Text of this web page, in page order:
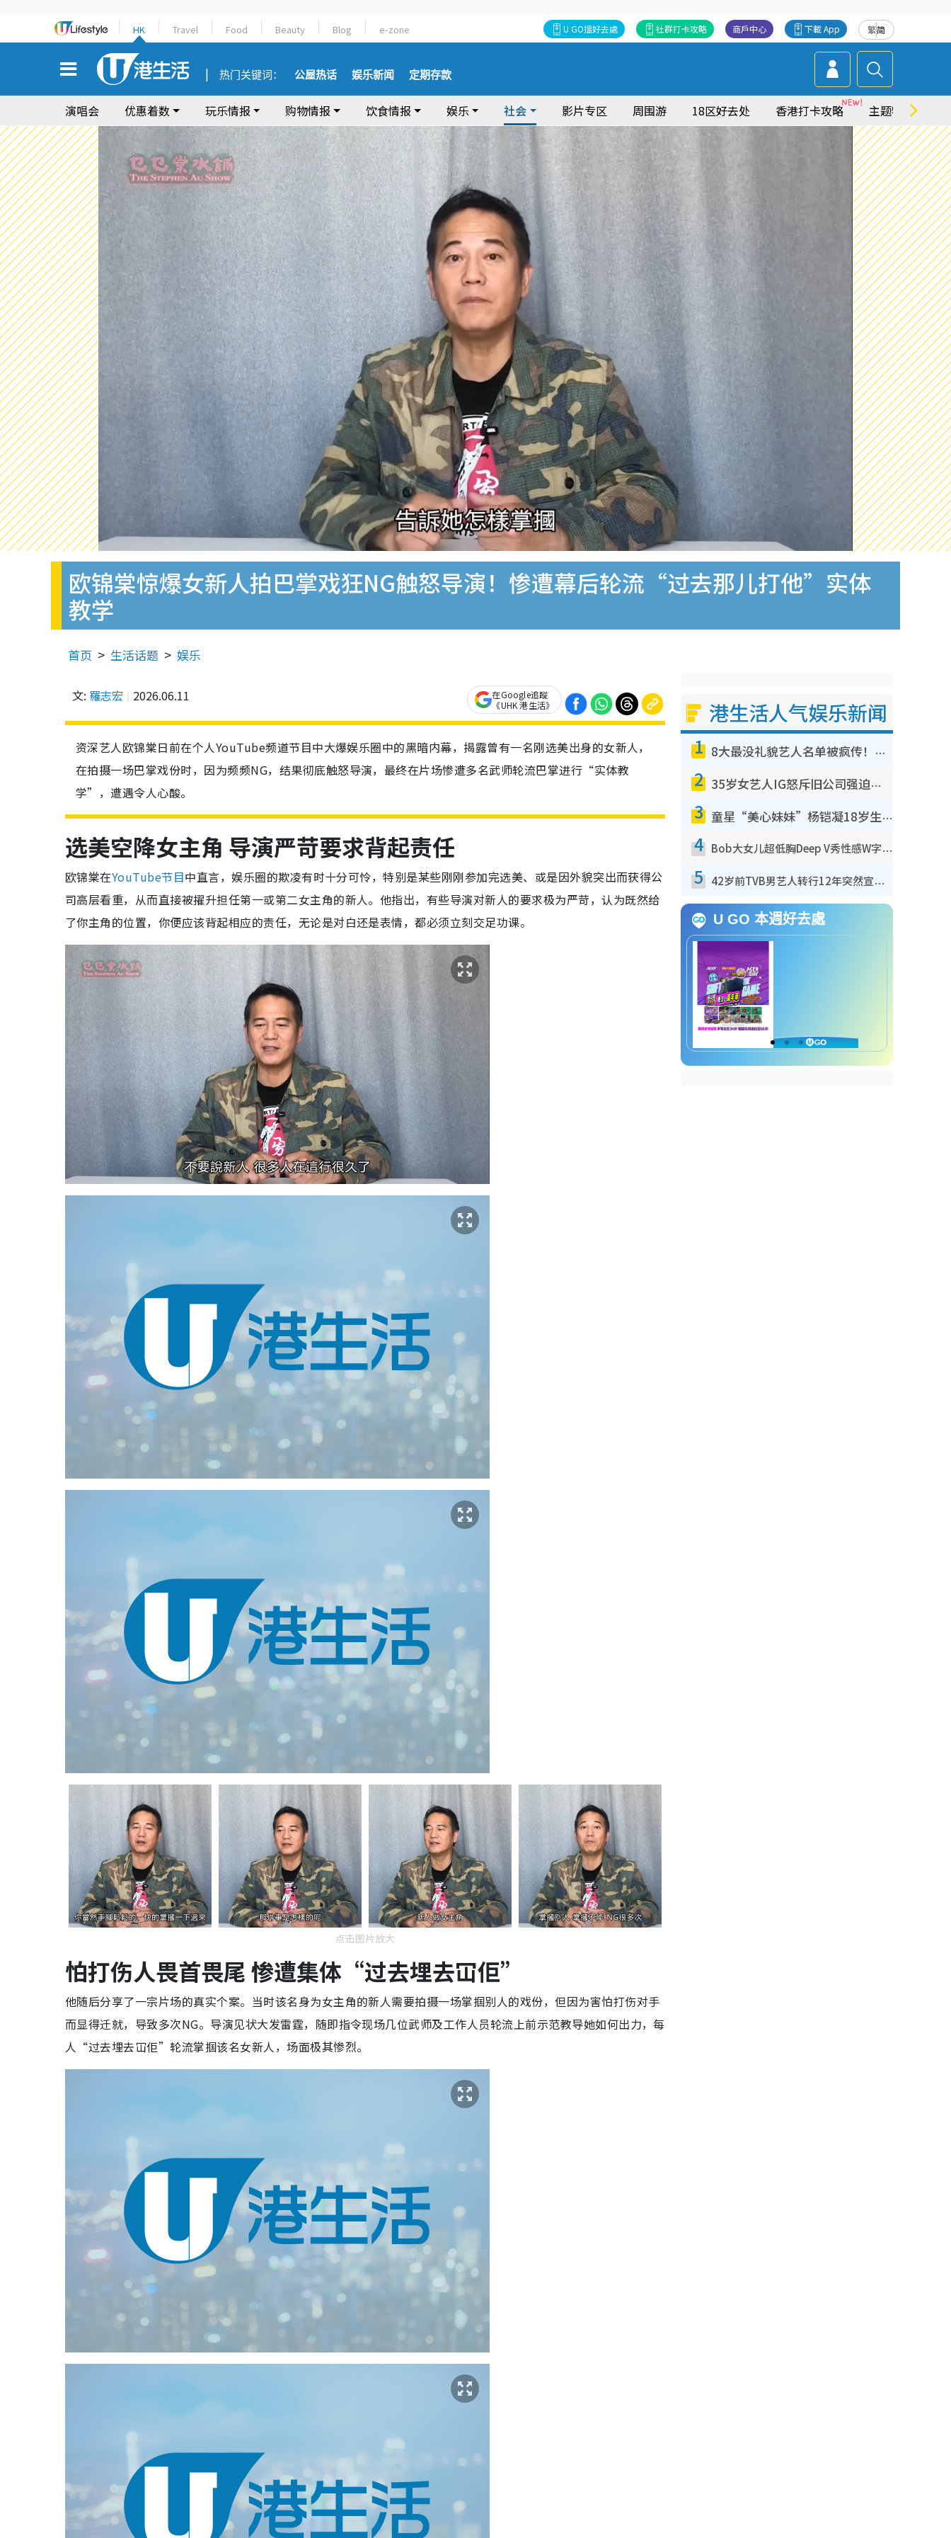
HK Travel Food Beauty Blog e-zone 繁简
下載 App
商戶中心
社群打卡攻略
U GO搵好去處
热门关键词： 公屋热话 娱乐新闻 定期存款
演唱会 优惠着数 玩乐情报 购物情报 饮食情报 娱乐 社会 影片专区 周围游 18区好去处 香港打卡攻略 主题特集
欧锦棠惊爆女新人拍巴掌戏狂NG触怒导演！惨遭幕后轮流“过去那儿打他”实体
教学
首页 生活话题 娱乐
文: 羅志宏 2026.06.11
在Google追蹤
《UHK 港生活》
资深艺人欧锦棠日前在个人YouTube频道节目中大爆娱乐圈中的黑暗内幕，揭露曾有一名刚选美出身的女新人，
在拍摄一场巴掌戏份时，因为频频NG，结果彻底触怒导演，最终在片场惨遭多名武师轮流巴掌进行“实体教
学”，遭遇令人心酸。
选美空降女主角 导演严苛要求背起责任
欧锦棠在YouTube节目中直言，娱乐圈的欺凌有时十分可怜，特别是某些刚刚参加完选美、或是因外貌突出而获得公
司高层看重，从而直接被擢升担任第一或第二女主角的新人。他指出，有些导演对新人的要求极为严苛，认为既然给
了你主角的位置，你便应该背起相应的责任，无论是对白还是表情，都必须立刻交足功课。
点击图片放大
怕打伤人畏首畏尾 惨遭集体“过去埋去冚佢”
他随后分享了一宗片场的真实个案。当时该名身为女主角的新人需要拍摄一场掌掴别人的戏份，但因为害怕打伤对手
而显得迁就，导致多次NG。导演见状大发雷霆，随即指令现场几位武师及工作人员轮流上前示范教导她如何出力，每
人“过去埋去冚佢”轮流掌掴该名女新人，场面极其惨烈。
港生活人气娱乐新闻
1 8大最没礼貌艺人名单被疯传！网友揭发明星真面目，一致数落这一位是无品天花板？
2 35岁女艺人IG怒斥旧公司强迫开工！句句有骨刺到爆：好老板真系好重要
3 童星“美心妹妹”杨铠凝18岁生日成人礼！最新近照曝光，女大十八变，花滑冠军文武双全
4 Bob大女儿超低胸Deep V秀性感W字胸！澎湃身材震惊眼球获赞劲过袁嘉敏
5 42岁前TVB男艺人转行12年突然宣布回归拍戏！亲揭当年离巢真相：等足九年
U GO 本週好去處